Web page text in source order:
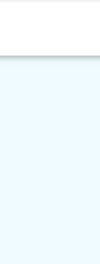
te passen, u